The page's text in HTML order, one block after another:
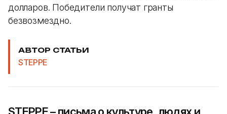
долларов. Победители получат гранты
безвозмездно.
АВТОР СТАТЬИ
STEPPE
STEPPE – письма о культуре, людях и